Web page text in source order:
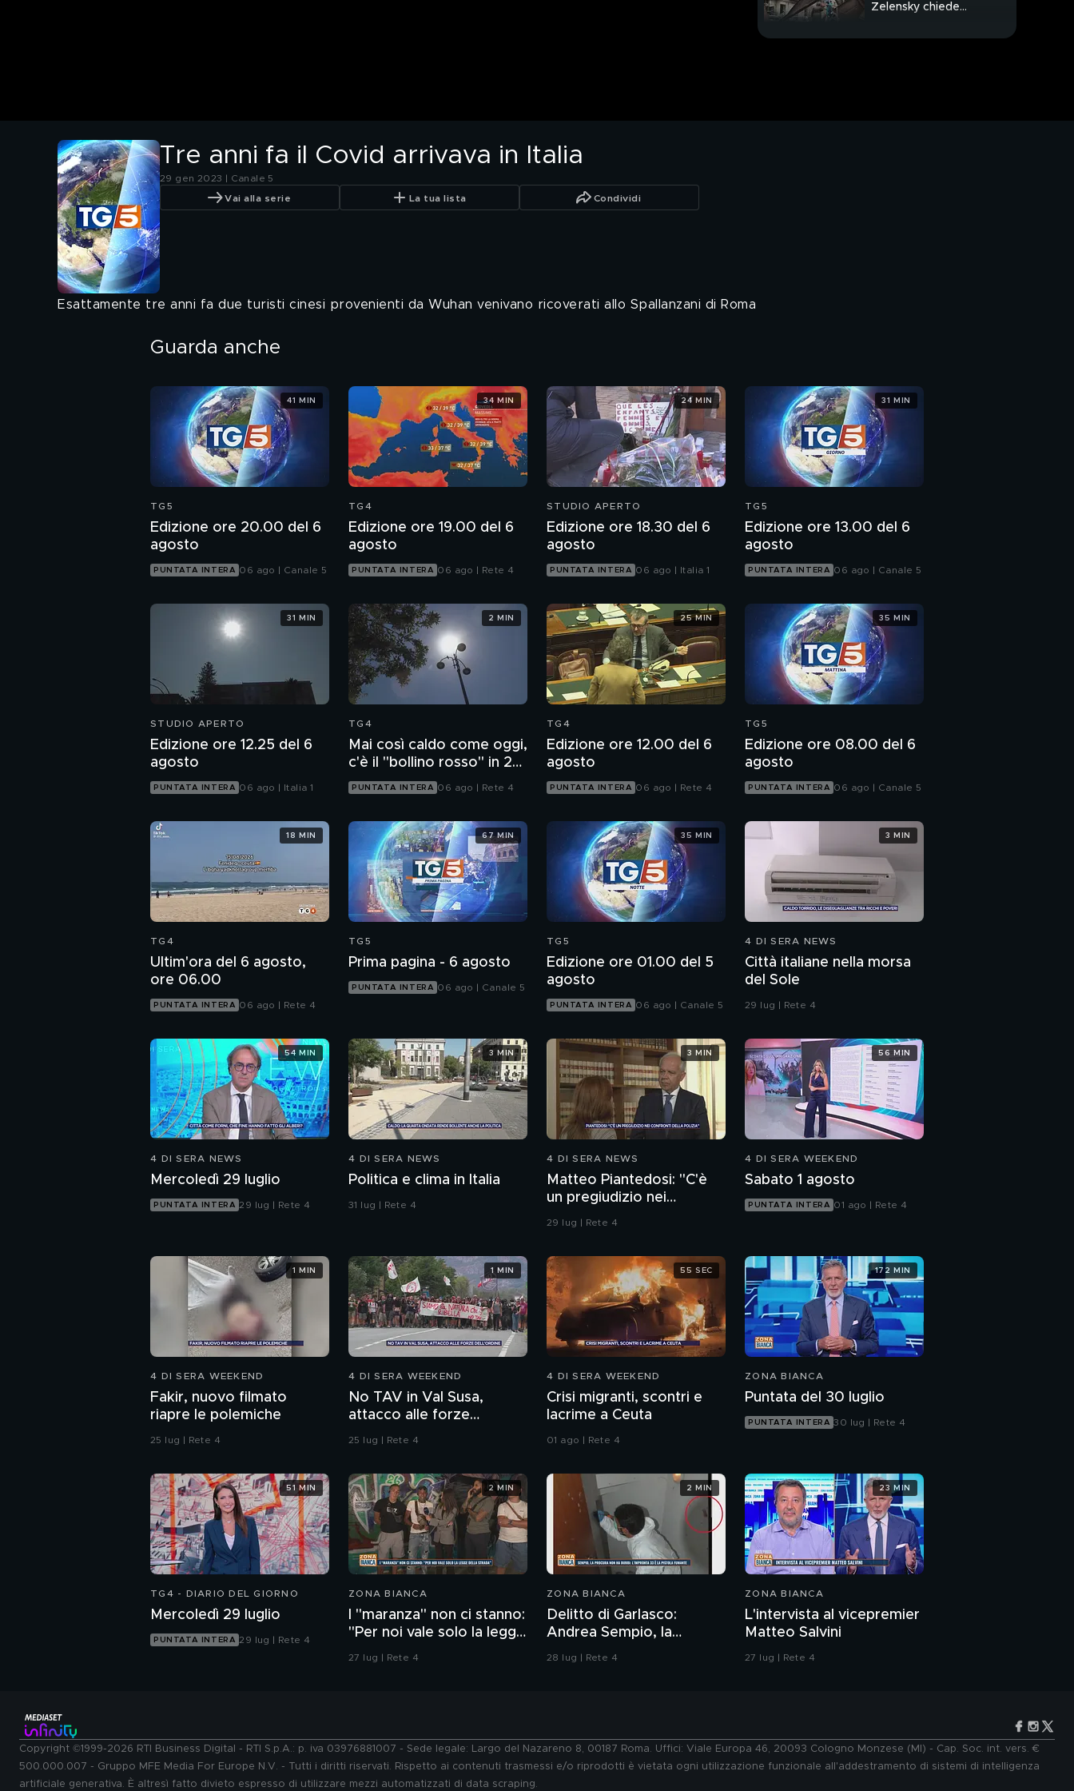
Zelensky chiede
Tre anni fa il Covid arrivava in Italia
29 gen 2023 | Canale 5
Vai alla serie La tua lista Condividi
Esattamente tre anni fa due turisti cinesi provenienti da Wuhan venivano ricoverati allo Spallanzani di Roma
Guarda anche
TG5
Edizione ore 20.00 del 6
agosto
PUNTATA INTERA 06 ago | Canale 5
41 MIN
TG4
Edizione ore 19.00 del 6
agosto
PUNTATA INTERA 06 ago | Rete 4
34 MIN
STUDIO APERTO
Edizione ore 18.30 del 6
agosto
PUNTATA INTERA 06 ago | Italia 1
24 MIN
TG5
Edizione ore 13.00 del 6
agosto
PUNTATA INTERA 06 ago | Canale 5
31 MIN
STUDIO APERTO
Edizione ore 12.25 del 6
agosto
PUNTATA INTERA 06 ago | Italia 1
31 MIN
TG4
Mai così caldo come oggi,
c'è il "bollino rosso" in 27
città
PUNTATA INTERA 06 ago | Rete 4
2 MIN
TG4
Edizione ore 12.00 del 6
agosto
PUNTATA INTERA 06 ago | Rete 4
25 MIN
TG5
Edizione ore 08.00 del 6
agosto
PUNTATA INTERA 06 ago | Canale 5
35 MIN
TG4
Ultim'ora del 6 agosto,
ore 06.00
PUNTATA INTERA 06 ago | Rete 4
18 MIN
TG5
Prima pagina - 6 agosto
PUNTATA INTERA 06 ago | Canale 5
67 MIN
TG5
Edizione ore 01.00 del 5
agosto
PUNTATA INTERA 06 ago | Canale 5
35 MIN
4 DI SERA NEWS
Città italiane nella morsa
del Sole
29 lug | Rete 4
3 MIN
4 DI SERA NEWS
Mercoledì 29 luglio
PUNTATA INTERA 29 lug | Rete 4
54 MIN
4 DI SERA NEWS
Politica e clima in Italia
31 lug | Rete 4
3 MIN
4 DI SERA NEWS
Matteo Piantedosi: "C'è
un pregiudizio nei
confronti della polizia"
29 lug | Rete 4
3 MIN
4 DI SERA WEEKEND
Sabato 1 agosto
PUNTATA INTERA 01 ago | Rete 4
56 MIN
4 DI SERA WEEKEND
Fakir, nuovo filmato
riapre le polemiche
25 lug | Rete 4
1 MIN
4 DI SERA WEEKEND
No TAV in Val Susa,
attacco alle forze
dell'ordine
25 lug | Rete 4
1 MIN
4 DI SERA WEEKEND
Crisi migranti, scontri e
lacrime a Ceuta
01 ago | Rete 4
55 SEC
ZONA BIANCA
Puntata del 30 luglio
PUNTATA INTERA 30 lug | Rete 4
172 MIN
TG4 - DIARIO DEL GIORNO
Mercoledì 29 luglio
PUNTATA INTERA 29 lug | Rete 4
51 MIN
ZONA BIANCA
I "maranza" non ci stanno:
"Per noi vale solo la legge
della strada"
27 lug | Rete 4
2 MIN
ZONA BIANCA
Delitto di Garlasco:
Andrea Sempio, la
Procura di Pavia non ha
28 lug | Rete 4
2 MIN
ZONA BIANCA
L'intervista al vicepremier
Matteo Salvini
27 lug | Rete 4
23 MIN
Copyright ©1999-2026 RTI Business Digital - RTI S.p.A.: p. iva 03976881007 - Sede legale: Largo del Nazareno 8, 00187 Roma. Uffici: Viale Europa 46, 20093 Cologno Monzese (MI) - Cap. Soc. int. vers. €
500.000.007 - Gruppo MFE Media For Europe N.V. - Tutti i diritti riservati. Rispetto ai contenuti trasmessi e/o riprodotti è vietata ogni utilizzazione funzionale all'addestramento di sistemi di intelligenza
artificiale generativa. È altresì fatto divieto espresso di utilizzare mezzi automatizzati di data scraping.